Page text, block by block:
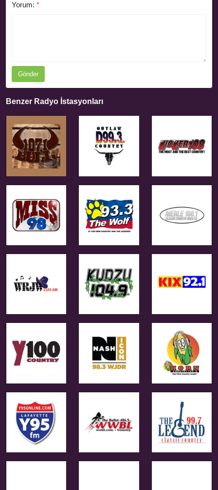
Yorum: *
Gönder
Benzer Radyo İstasyonları